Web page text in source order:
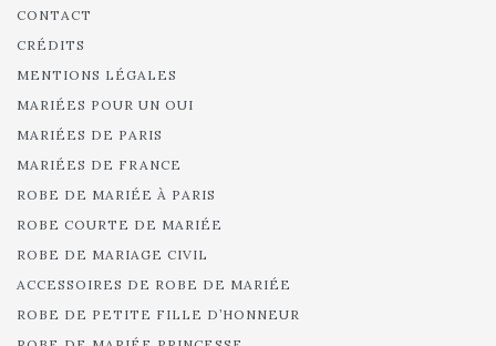
CONTACT
CRÉDITS
MENTIONS LÉGALES
MARIÉES POUR UN OUI
MARIÉES DE PARIS
MARIÉES DE FRANCE
ROBE DE MARIÉE À PARIS
ROBE COURTE DE MARIÉE
ROBE DE MARIAGE CIVIL
ACCESSOIRES DE ROBE DE MARIÉE
ROBE DE PETITE FILLE D’HONNEUR